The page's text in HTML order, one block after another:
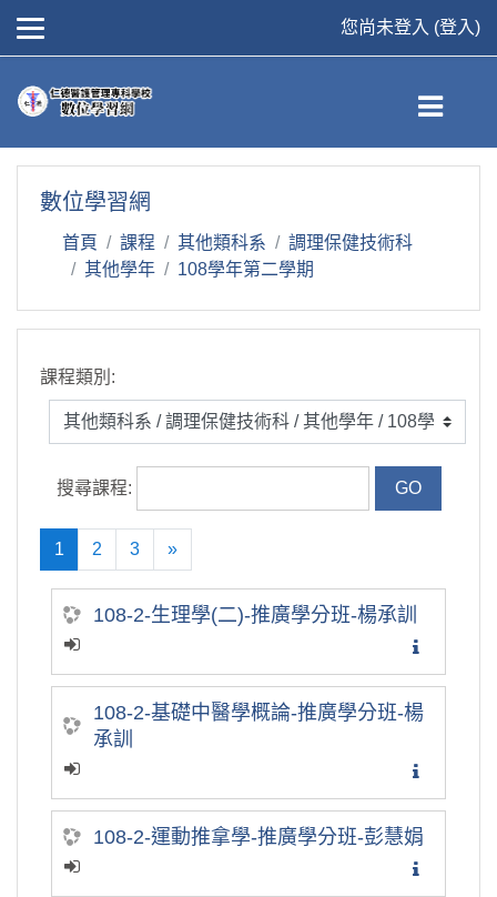
您尚未登入 (登入)
數位學習網
首頁 課程 其他類科系
調理保健技術科
其他學年
108學年第二學期
課程類別:
搜尋課程:
1
(current)
2 3
»
往後
108-2-生理學(二)-推廣學分班-楊承訓
108-2-基礎中醫學概論-推廣學分班-楊
承訓
108-2-運動推拿學-推廣學分班-彭慧娟